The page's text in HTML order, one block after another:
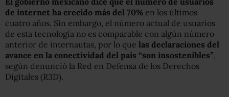
de internet ha crecido más del 70% en los últimos
cuatro años. Sin embargo, el número actual de usuarios
de esta tecnología no es comparable con algún número
anterior de internautas, por lo que las declaraciones del
avance en la conectividad del país “son insostenibles”,
según denunció la Red en Defensa de los Derechos
Digitales (R3D).